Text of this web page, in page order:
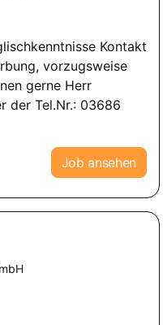
Kontakt
vorzugsweise
gerne Herr
der Tel.Nr.: 03686
Job ansehen